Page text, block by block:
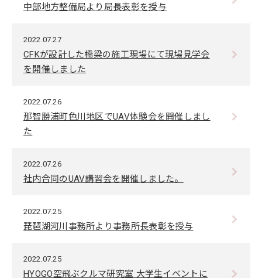
中部地方整備局より局長表彰を授与
2022.07.27
CFKが設計した橋梁の施工現場にて現場見学会
を開催しました
2022.07.26
那智勝浦町色川地区でUAV体験会を開催しまし
た
2022.07.26
社内合同のUAV講習会を開催しました。
2022.07.25
琵琶湖河川事務所より事務所長表彰を授与
2022.07.25
HYOGO空飛ぶクルマ研究室 大学生イベントに